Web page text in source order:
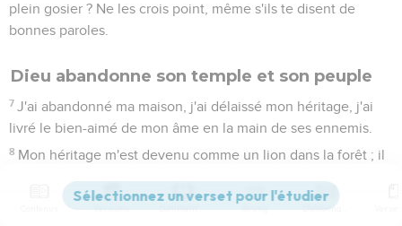
plein gosier ? Ne les crois point, même s'ils te disent de
bonnes paroles.
Dieu abandonne son temple et son peuple
7 J'ai abandonné ma maison, j'ai délaissé mon héritage, j'ai
livré le bien-aimé de mon âme en la main de ses ennemis.
8 Mon héritage m'est devenu comme un lion dans la forêt ; il
Mon héritage m'est comme un oiseau de proie tacheté ; les
Versions Commentaires Strong